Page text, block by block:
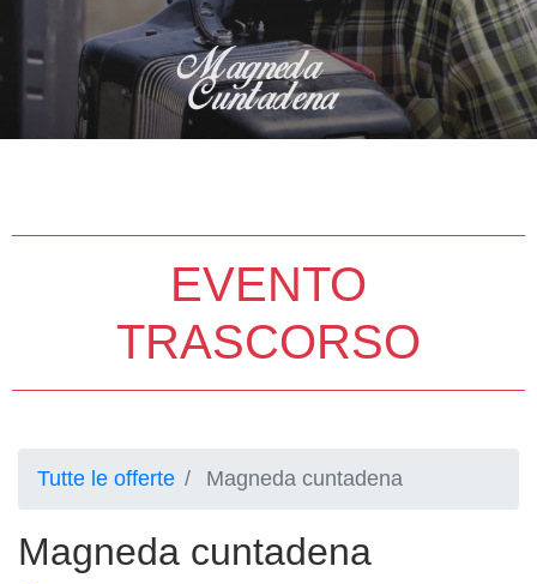
EVENTO
TRASCORSO
Tutte le offerte Magneda cuntadena
Magneda cuntadena